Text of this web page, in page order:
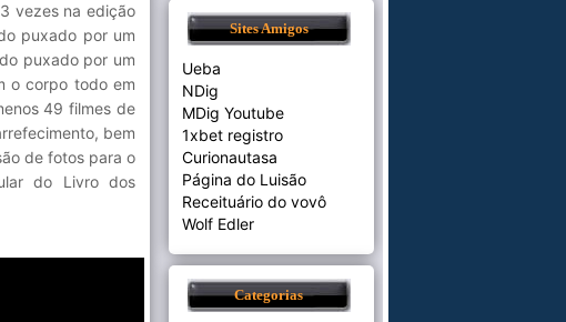
vezes na edição
puxado por um
puxado por um
o corpo todo em
49 filmes de
bem
de fotos para o
do Livro dos
Sites Amigos
Ueba
NDig
MDig Youtube
1xbet registro
Curionautasa
Página do Luisão
Receituário do vovô
Wolf Edler
Categorias